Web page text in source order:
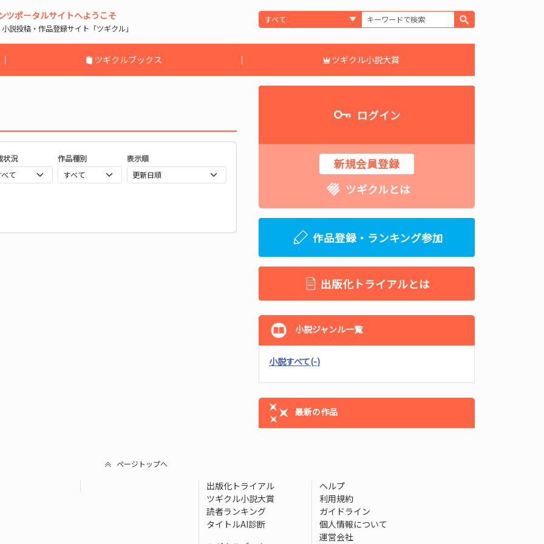
ツポータルサイトへようこそ
説投稿・作品登録サイト「ツギクル」
｜ ツギクルブックス ｜ ツギクル小説大賞
状況 作品種別 表示順
ログイン
新規会員登録
ツギクルとは
作品登録・ランキング参加
出版化トライアルとは
小説ジャンル一覧
小説すべて(-)
最新の作品
ページトップへ
出版化トライアル
ツギクル小説大賞
読者ランキング
タイトルAI診断
ヘルプ
利用規約
ガイドライン
個人情報について
運営会社